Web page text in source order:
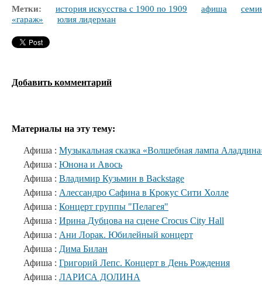
Метки: история искусства с 1900 по 1909 афиша
«гараж»
юлия лидерман
Добавить комментарий
Материалы на эту тему:
Афиша : Музыкальная сказка «Волшебная лампа
Афиша : Юнона и Авось
Афиша : Владимир Кузьмин в Backstage
Афиша : Алессандро Сафина в Крокус Сити Холле
Афиша : Концерт группы "Пелагея"
Афиша : Ирина Дубцова на сцене Crocus City Hall
Афиша : Ани Лорак. Юбилейный концерт
Афиша : Дима Билан
Афиша : Григорий Лепс. Концерт в День Рождения
Афиша : ЛАРИСА ДОЛИНА